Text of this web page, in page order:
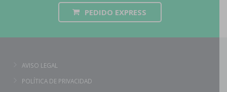
PEDIDO EXPRESS
AVISO LEGAL
POLÍTICA DE PRIVACIDAD